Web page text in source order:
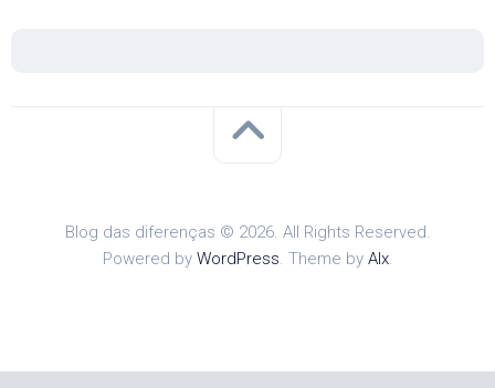
Blog das diferenças © 2026. All Rights Reserved.
Powered by WordPress. Theme by Alx.